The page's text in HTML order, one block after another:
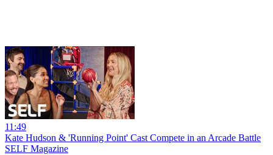
11:49
Kate Hudson & 'Running Point' Cast Compete in an Arcade Battle
SELF Magazine